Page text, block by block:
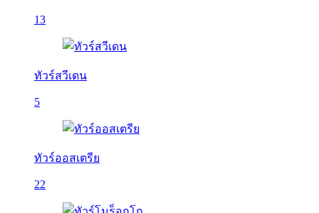
13
ทัวร์สวีเดน
5
ทัวร์ออสเตรีย
22